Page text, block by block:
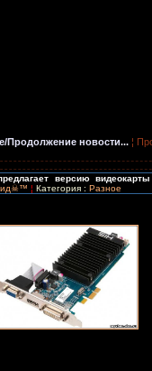
Продолжение новости... ¦
версию
¦ Категория : Разное